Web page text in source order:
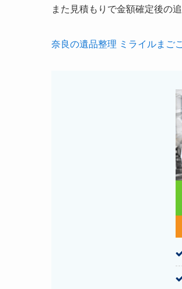
また見積もりで金額確定後の
奈良の遺品整理 ミライルまご